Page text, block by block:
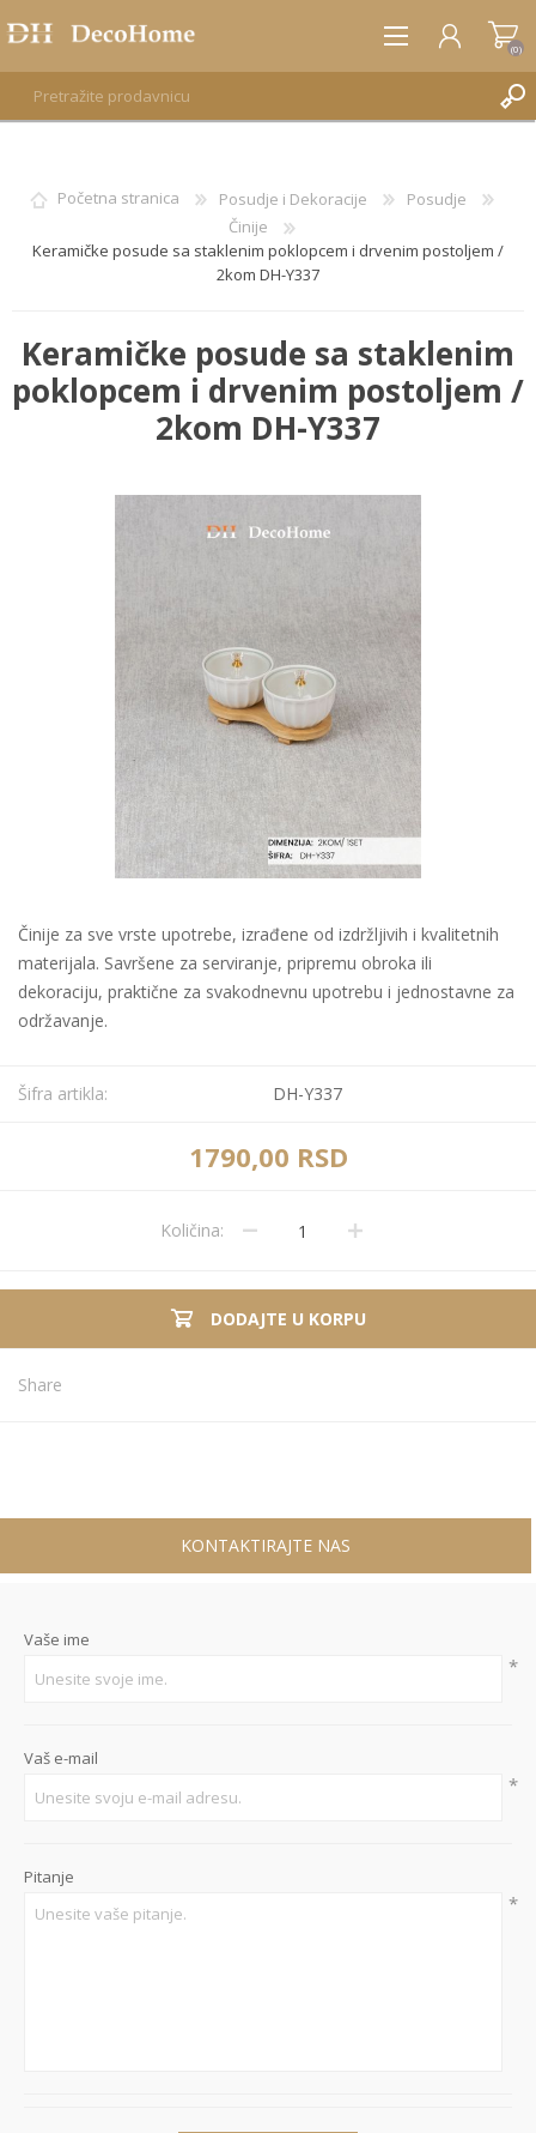
REGISTRUJTE SE
(0)
Početna stranica Posudje i Dekoracije
Posudje
Činije
Keramičke posude sa staklenim poklopcem i drvenim postoljem /
2kom DH-Y337
Keramičke posude sa staklenim
poklopcem i drvenim postoljem /
2kom DH-Y337
Činije za sve vrste upotrebe, izrađene od izdržljivih i kvalitetnih
materijala. Savršene za serviranje, pripremu obroka ili
dekoraciju, praktične za svakodnevnu upotrebu i jednostavne za
održavanje.
Šifra artikla: DH-Y337
1790,00 RSD
Količina:
DODAJTE U KORPU
Share
KONTAKTIRAJTE NAS
Vaše ime
*
Vaš e-mail
*
Pitanje
*